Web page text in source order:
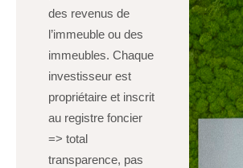
des revenus de
l’immeuble ou des
immeubles. Chaque
investisseur est
propriétaire et inscrit
au registre foncier
=> total
transparence, pas